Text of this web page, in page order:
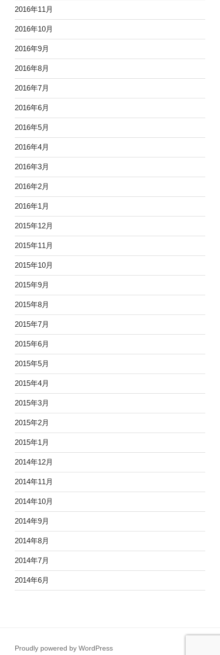
2016年11月
2016年10月
2016年9月
2016年8月
2016年7月
2016年6月
2016年5月
2016年4月
2016年3月
2016年2月
2016年1月
2015年12月
2015年11月
2015年10月
2015年9月
2015年8月
2015年7月
2015年6月
2015年5月
2015年4月
2015年3月
2015年2月
2015年1月
2014年12月
2014年11月
2014年10月
2014年9月
2014年8月
2014年7月
2014年6月
Proudly powered by WordPress